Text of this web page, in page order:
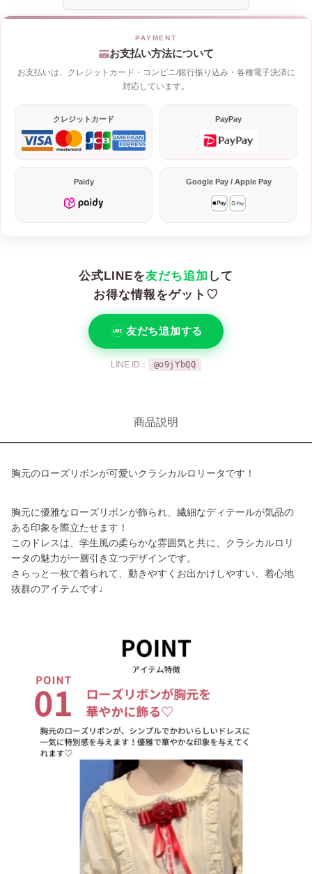
お支払い方法について
お支払いは、クレジットカード・コンビニ/銀行振り込み・各種電子決済に
対応しています。
クレジットカード PayPay
Paidy Google Pay / Apple Pay
公式LINEを友だち追加 して
お得な情報をゲット♡
友だち追加する
LINE ID： @o9jYbQQ
商品説明
胸元のローズリボンが可愛いクラシカルロリータです！
胸元に優雅なローズリボンが飾られ、繊細なディテールが気品の
ある印象を際立たせます！
このドレスは、学生風の柔らかな雰囲気と共に、クラシカルロリ
ータの魅力が一層引き立つデザインです。
さらっと一枚で着られて、動きやすくお出かけしやすい、着心地
抜群のアイテムです♩